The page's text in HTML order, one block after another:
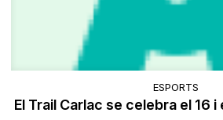
ESPORTS
El Trail Carlac se celebra el 16 i